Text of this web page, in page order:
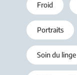
Froid
Portraits
Soin du linge